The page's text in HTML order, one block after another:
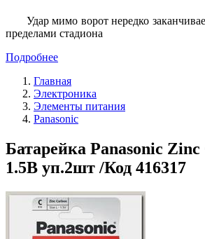
Удар мимо ворот нередко
пределами стадиона
Подробнее
Главная
Электроника
Элементы питания
Panasonic
Батарейка Panasonic
1.5B уп.2шт /Код 416317